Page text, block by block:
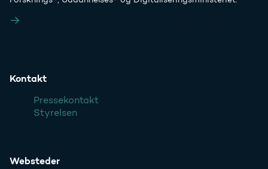
Kontakt
Pressekontakt
Styrelsen
Websteder